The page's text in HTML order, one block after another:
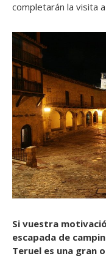
completarán la visita
Si vuestra
escapada de
Teruel es una gran